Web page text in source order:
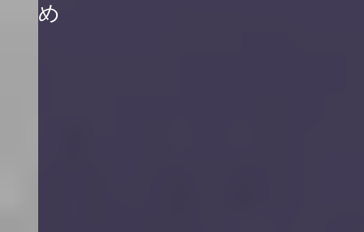
め